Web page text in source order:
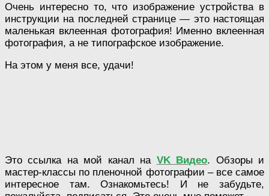
Очень интересно то, что изображение устройства в
инструкции на последней странице — это настоящая
маленькая вклеенная фотография! Именно вклеенная
фотография, а не типографское изображение.
На этом у меня все, удачи!
Это ссылка на мой канал на VK Видео. Обзоры и
мастер-классы по пленочной фотографии – все самое
интересное там. Ознакомьтесь! И не забудьте,